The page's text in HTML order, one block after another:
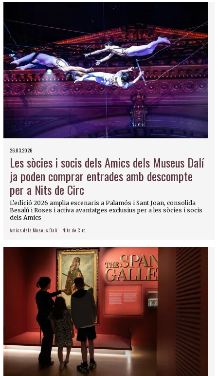
26.03.2026
Les sòcies i socis dels Amics dels Museus Dalí
ja poden comprar entrades amb descompte
per a Nits de Circ
L’edició 2026 amplia escenaris a Palamós i Sant Joan, consolida
Besalú i Roses i activa avantatges exclusius per a les sòcies i socis
dels Amics
Amics dels Museus Dalí Nits de Circ